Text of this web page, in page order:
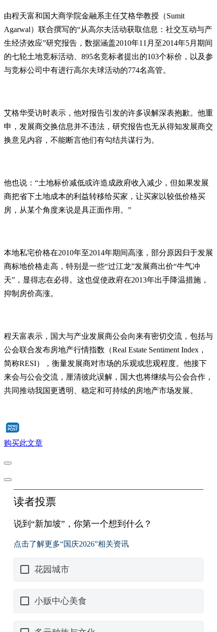
由程天富和国大商学院金融系主任艾格华教授（Sumit
Agarwal）联合撰写的“从高尔夫活动获取信息：社交互动与产
生经济效应”研究报告，数据涵盖2010年11月至2014年5月期间
的七轮土地竞标活动、895名竞标者提出的103个标价，以及参
与竞标公司中有进行高尔夫球活动的774名高管。
艾格华受访时表示，他对报告引发的许多误解深表抱歉。他重
申，发展商交换信息并不违法，研究报告也无从得知发展商交
换意见内容，不能断言他们有勾结共谋行为。
他也说：“土地标价减低或许造成政府收入减少，但如果发展
商把省下土地成本的利益转移给买家，让买家以较低价格买
房，从某个角度来说是具正面作用。”
本地私宅价格在2010年至2014年期间高涨，部分原因归于发展
商标地价格走高，特别是一些“过江龙”发展商出价“牛气冲
天”，显得志在必得。这也促使政府在2013年出手降温措施，
抑制房价高涨。
程天富表示，国大与产业发展商公会向来有密切交流，包括与
公会联合发布房地产行情指数（Real Estate Sentiment Index，
简称RESI），衡量发展商对市场的乐观或悲观程度。他接下
来会与公会交流，厘清彼此误解，国大也将继续与公会合作，
共同推动我国更透明、稳定和可持续的房地产市场发展。
购买此文章